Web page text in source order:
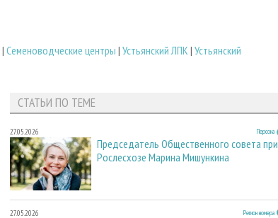
| Семеноводческие центры | Устьянский ЛПК | Устьянский
СТАТЬИ ПО ТЕМЕ
27.05.2026 Персона
Председатель Общественного совета при
Рослесхозе Марина Мишункина
27.05.2026 Регион номера